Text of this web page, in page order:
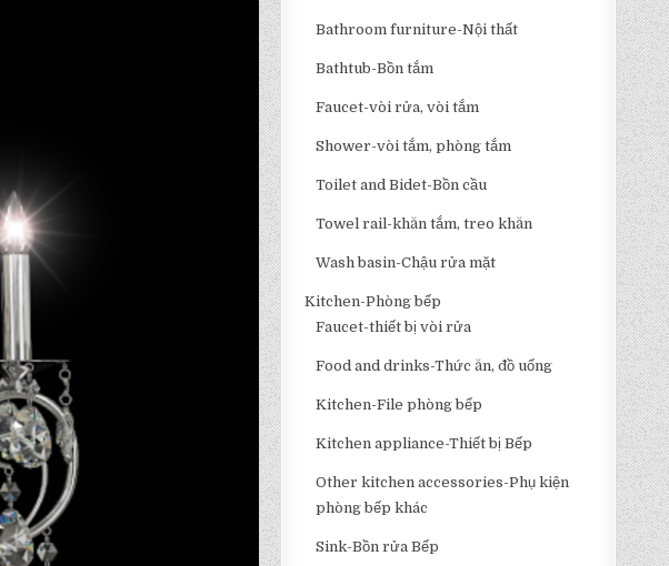
Bathroom furniture-Nội thất
Bathtub-Bồn tắm
Faucet-vòi rửa, vòi tắm
Shower-vòi tắm, phòng tắm
Toilet and Bidet-Bồn cầu
Towel rail-khăn tắm, treo khăn
Wash basin-Chậu rửa mặt
Kitchen-Phòng bếp
Faucet-thiết bị vòi rửa
Food and drinks-Thức ăn, đồ uống
Kitchen-File phòng bếp
Kitchen appliance-Thiết bị Bếp
Other kitchen accessories-Phụ kiện
phòng bếp khác
Sink-Bồn rửa Bếp